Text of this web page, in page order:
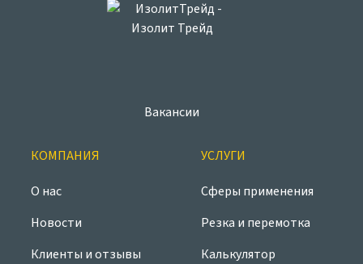
Вакансии
КОМПАНИЯ
О нас
Новости
Клиенты и отзывы
УСЛУГИ
Сферы применения
Резка и перемотка
Калькулятор